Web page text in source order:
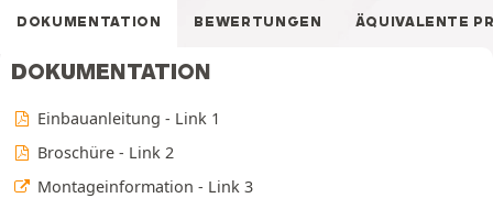
DOKUMENTATION BEWERTUNGEN ÄQUIVALENTE
DOKUMENTATION
Einbauanleitung - Link 1
Broschüre - Link 2
Montageinformation - Link 3